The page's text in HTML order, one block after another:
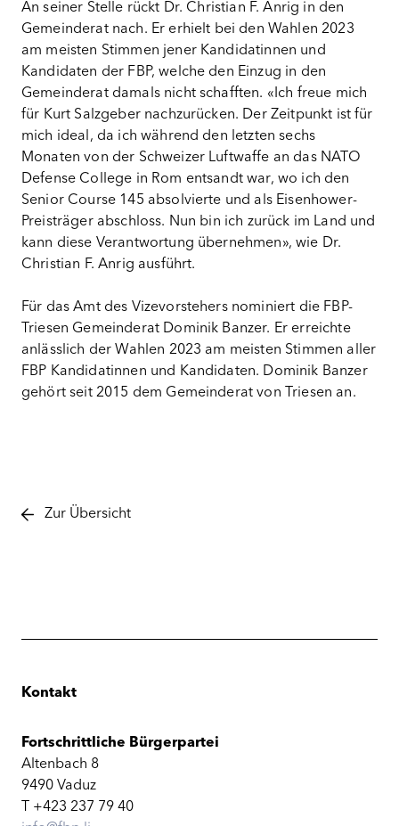
An seiner Stelle rückt Dr. Christian F. Anrig in den
Gemeinderat nach. Er erhielt bei den Wahlen 2023
am meisten Stimmen jener Kandidatinnen und
Kandidaten der FBP, welche den Einzug in den
Gemeinderat damals nicht schafften. «Ich freue mich
für Kurt Salzgeber nachzurücken. Der Zeitpunkt ist für
mich ideal, da ich während den letzten sechs
Monaten von der Schweizer Luftwaffe an das NATO
Defense College in Rom entsandt war, wo ich den
Senior Course 145 absolvierte und als Eisenhower-
Preisträger abschloss. Nun bin ich zurück im Land und
kann diese Verantwortung übernehmen», wie Dr.
Christian F. Anrig ausführt.
Für das Amt des Vizevorstehers nominiert die FBP-
Triesen Gemeinderat Dominik Banzer. Er erreichte
anlässlich der Wahlen 2023 am meisten Stimmen aller
FBP Kandidatinnen und Kandidaten. Dominik Banzer
gehört seit 2015 dem Gemeinderat von Triesen an.
Zur Übersicht
Kontakt
Fortschrittliche Bürgerpartei
Altenbach 8
9490 Vaduz
T +423 237 79 40